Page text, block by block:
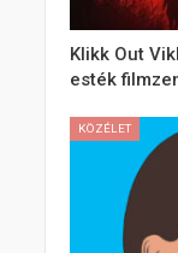
Klikk Out
esték
KÖZÉLET